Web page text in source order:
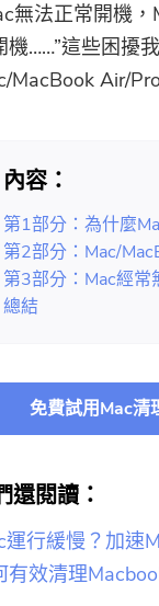
無法正常開機
機……”這些困擾
MacBook Air/
內容：
第1部分：為什麼
第2部分：Mac/
第3部分：Mac經
總結
免費試用Mac清
還閱讀：
運行緩慢？加速
有效清理